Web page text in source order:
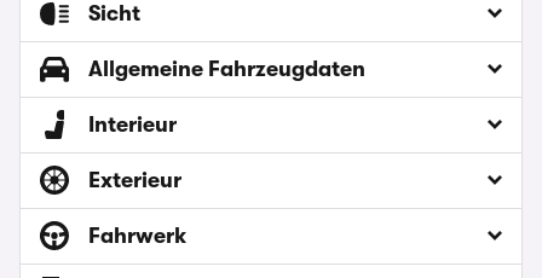
Sicht
Allgemeine Fahrzeugdaten
Interieur
Exterieur
Fahrwerk